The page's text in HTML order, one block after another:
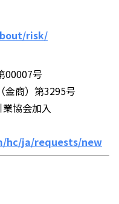
risk/
00007号
金商）第3295号
協会加入
hc/ja/requests/new